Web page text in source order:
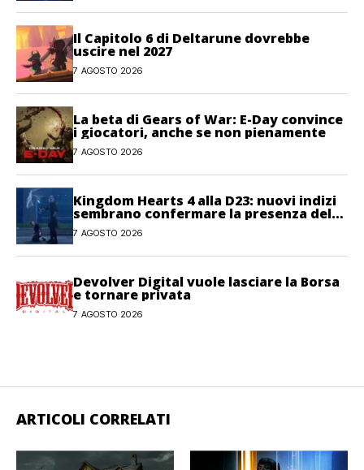
Il Capitolo 6 di Deltarune dovrebbe
uscire nel 2027
7 AGOSTO 2026
La beta di Gears of War: E-Day convince
i giocatori, anche se non pienamente
7 AGOSTO 2026
Kingdom Hearts 4 alla D23: nuovi indizi
sembrano confermare la presenza del
gioco
7 AGOSTO 2026
Devolver Digital vuole lasciare la Borsa
e tornare privata
7 AGOSTO 2026
ARTICOLI CORRELATI